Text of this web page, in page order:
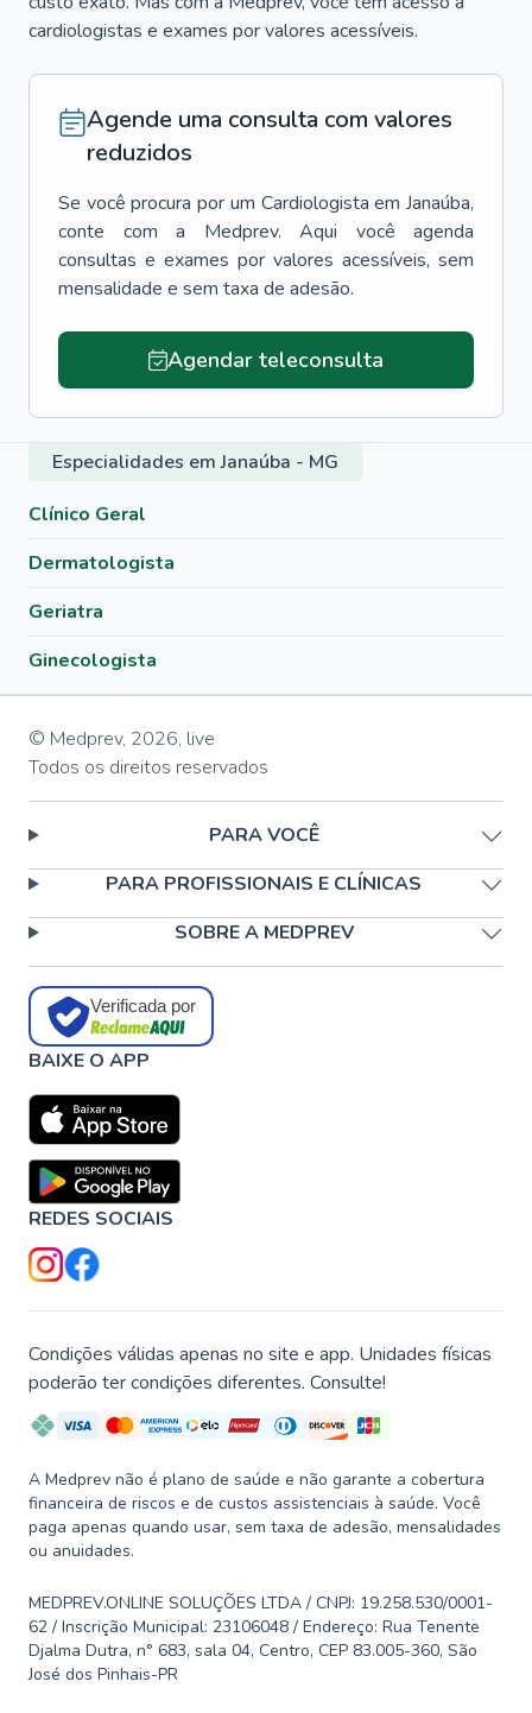
cardiologistas e exames por valores acessíveis.
Agende uma consulta com valores
reduzidos
Se você procura por um Cardiologista em Janaúba,
conte com a Medprev. Aqui você agenda
consultas e exames por valores acessíveis, sem
mensalidade e sem taxa de adesão.
Agendar teleconsulta
Especialidades em Janaúba - MG
Clínico Geral
Dermatologista
Geriatra
Ginecologista
© Medprev, 2026, live
Todos os direitos reservados
PARA VOCÊ
PARA PROFISSIONAIS E CLÍNICAS
SOBRE A MEDPREV
Verificada por
BAIXE O APP
REDES SOCIAIS
Condições válidas apenas no site e app. Unidades físicas
poderão ter condições diferentes. Consulte!
A Medprev não é plano de saúde e não garante a cobertura
financeira de riscos e de custos assistenciais à saúde. Você
paga apenas quando usar, sem taxa de adesão, mensalidades
ou anuidades.
MEDPREV.ONLINE SOLUÇÕES LTDA / CNPJ: 19.258.530/0001-
62 / Inscrição Municipal: 23106048 / Endereço: Rua Tenente
Djalma Dutra, n° 683, sala 04, Centro, CEP 83.005-360, São
José dos Pinhais-PR